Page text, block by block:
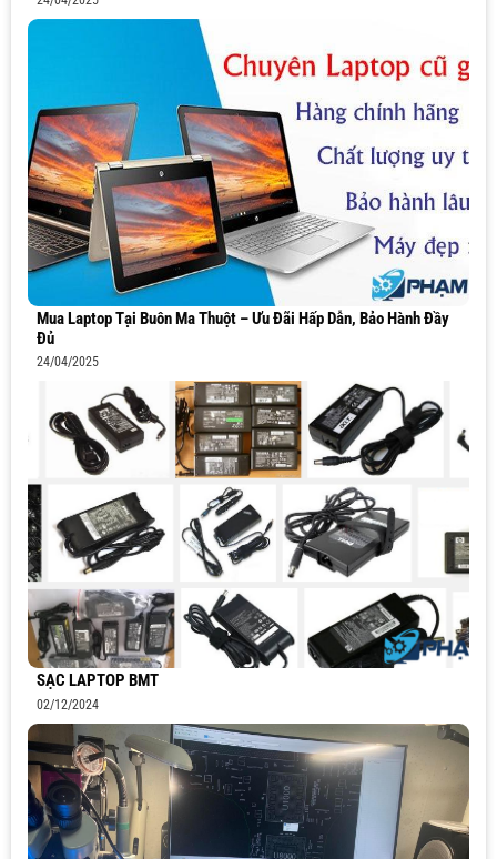
Mua Laptop Tại Buôn Ma Thuột – Ưu Đãi Hấp Dẫn, Bảo Hành Đầy
Đủ
24/04/2025
SẠC LAPTOP BMT
02/12/2024